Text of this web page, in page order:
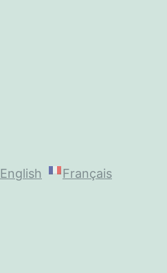
English Français